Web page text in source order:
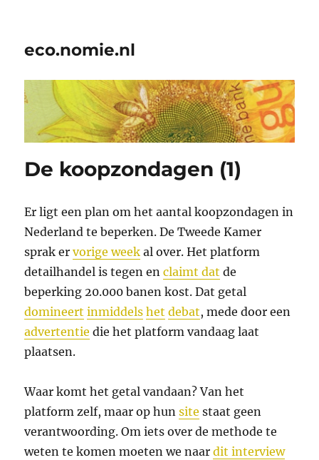
eco.nomie.nl
De koopzondagen (1)
Er ligt een plan om het aantal koopzondagen in
Nederland te beperken. De Tweede Kamer
sprak ervorige week al over. Het platform
detailhandel is tegen enclaimt dat de
beperking 20.000 banen kost. Dat getal
domineert inmiddels het debat, mede door een
advertentie die het platform vandaag laat
plaatsen.
Waar komt het getal vandaan? Van het
platform zelf, maar op hunsite staat geen
verantwoording. Om iets over de methode te
weten te komen moeten we naardit interview